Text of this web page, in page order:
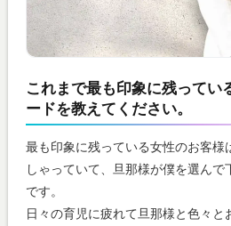
これまで最も印象に残ってい
ードを教えてください。
最も印象に残っている女性のお客様
しゃっていて、旦那様が僕を選ん
です。
日々の育児に疲れて旦那様と色々